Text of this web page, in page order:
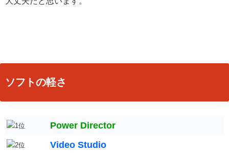
ソフトの軽さ
Power Director
Video Studio